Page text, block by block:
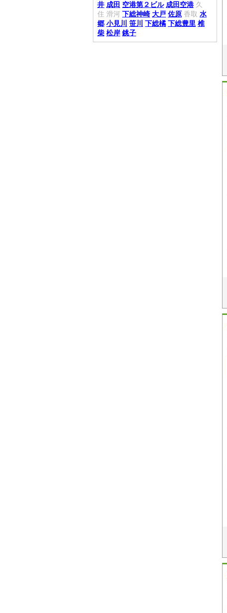
井 成田 空港第２ビル 成田空港 久
住 滑河 下総神崎 大戸 佐原 香取 水
郷 小見川 笹川 下総橘 下総豊里 椎
柴 松岸 銚子